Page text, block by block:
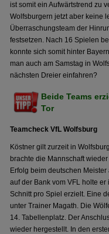
ist somit ein Aufwärtstrend zu
Wolfsburgern jetzt aber keine
Überraschungsteam der
festsetzen. Nach 16 Spielen
konnte sich somit hinter
man auch am Samstag in
nächsten Dreier einfahren?
Beide Teams
Tor
Teamcheck VfL Wolfsburg
Köstner gilt zurzeit in
brachte die Mannschaft
Erfolg beim deutschen
auf der Bank vom VFL holte
Schnitt pro Spiel erzielt. Eine
unter Trainer Magath. Die
14. Tabellenplatz. Der
wieder hergestellt. In den